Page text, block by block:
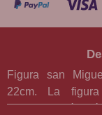
Figura san
22cm. La
representación